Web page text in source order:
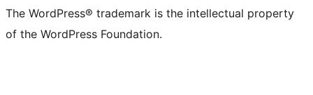
The WordPress® trademark is the intellectual property
of the WordPress Foundation.